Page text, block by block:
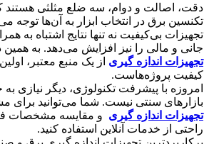
​دقت، اصالت و دوام، سه ضلع مثلثی هستند
تکنسین برق در انتخاب ابزار به آن‌ها توجه
تجهیزات بی‌کیفیت نه تنها نتایج اشتباه به
جانی و مالی را نیز افزایش می‌دهد. به
تجهیزات اندازه گیری از یک منبع معتبر،
کیفیت پروژه‌هاست.
​امروزه با پیشرفت تکنولوژی، دیگر نیازی
بازارهای سنتی نیست. شما می‌توانید برای
تجهیزات اندازه گیری و مقایسه مشخصات
راحتی از خدمات آنلاین استفاده کنید.